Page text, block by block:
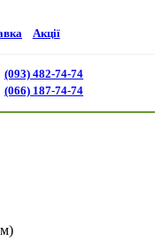
Акції
(093) 482-74-74
(066) 187-74-74